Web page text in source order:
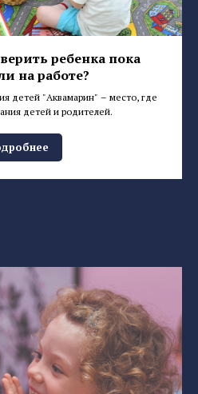
ребенка пока
на работе?
детей "Аквамарин" – место, где
детей и родителей.